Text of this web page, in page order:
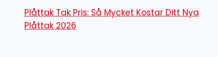
Plåttak Tak Pris: Så Mycket Kostar Ditt Nya
Plåttak 2026